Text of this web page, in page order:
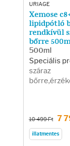
URIAGE
Xemose
lipidpótló
rendkívül
bőrre
500ml
Speciális
száraz
10 499 Ft 7
illatmentes